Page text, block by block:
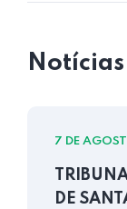
7 DE
DE